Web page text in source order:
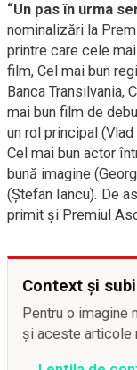
“Un pas în urma
nominalizări la
printre care cele
film, Cel mai bun
Banca Transilvania,
mai bun film de
un rol principal
Cel mai bun actor
bună imagine
(Ștefan Iancu). De
primit și Premiul
Context și
Pentru o imagine
și aceste articole